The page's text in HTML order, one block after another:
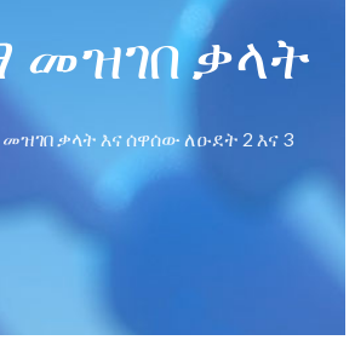
መዝገበ ቃላት
ቃላት እና ሰዋሰው ለዑደት 2 እና 3